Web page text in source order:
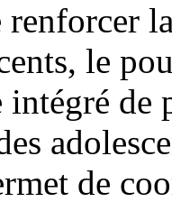
le
intégré de
de